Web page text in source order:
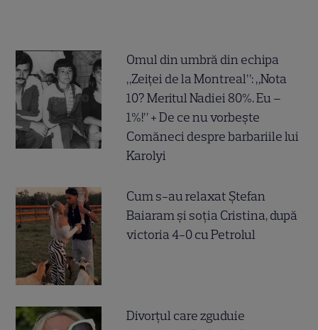
Omul din umbră din echipa
„Zeiței de la Montreal”: „Nota
10? Meritul Nadiei 80%. Eu –
1%!” + De ce nu vorbește
Comăneci despre barbariile lui
Karolyi
Cum s-au relaxat Ștefan
Baiaram și soția Cristina, după
victoria 4-0 cu Petrolul
Divorțul care zguduie